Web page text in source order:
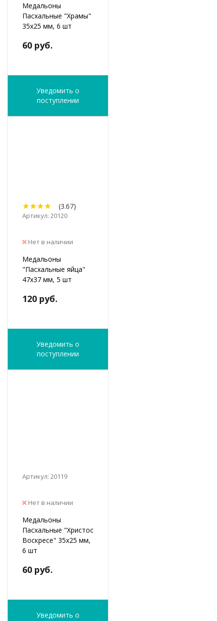
Медальоны
Пасхальные "Храмы"
35х25 мм, 6 шт
60 руб.
Уведомить о
поступлении
(3.67)
Артикул: 20120
Нет в наличии
Медальоны
"Пасхальные яйца"
47х37 мм, 5 шт
120 руб.
Уведомить о
поступлении
Артикул: 20119
Нет в наличии
Медальоны
Пасхальные "Христос
Воскресе" 35х25 мм,
6 шт
60 руб.
Уведомить о